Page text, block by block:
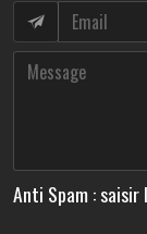
Anti Spam : saisir